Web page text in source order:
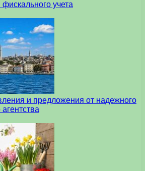
учета
и предложения от надежного
агентства